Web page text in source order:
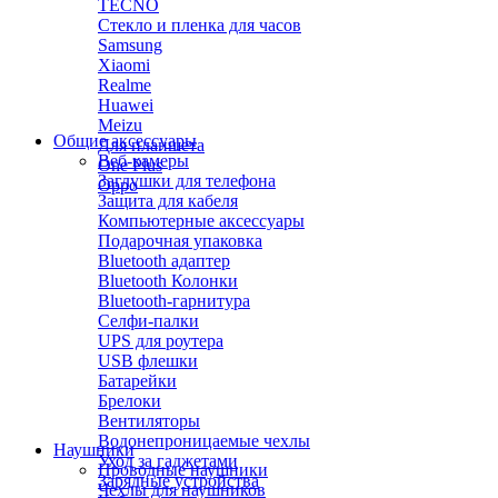
TECNO
Стекло и пленка для часов
Samsung
Xiaomi
Realme
Huawei
Meizu
Для планшета
One Plus
Oppo
Общие аксессуары
Веб-камеры
Заглушки для телефона
Защита для кабеля
Компьютерные аксессуары
Подарочная упаковка
Bluetooth адаптер
Bluetooth Колонки
Bluetooth-гарнитура
Селфи-палки
UPS для роутера
USB флешки
Батарейки
Брелоки
Вентиляторы
Водонепроницаемые чехлы
Уход за гаджетами
Зарядные устройства
Наушники
Проводные наушники
Чехлы для наушников